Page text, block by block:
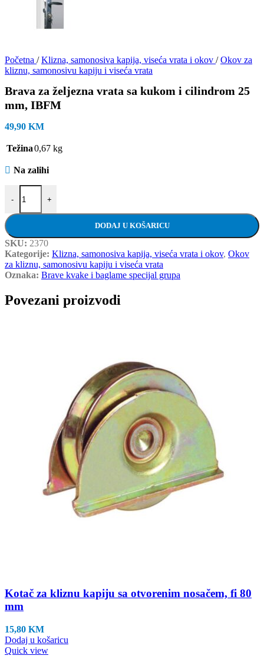
Početna / Klizna, samonosiva kapija, viseća vrata i okov / Okov za
kliznu, samonosivu kapiju i viseća vrata
Brava za željezna vrata sa kukom i cilindrom 25
mm, IBFM
49,90 KM
Težina0,67 kg
Na zalihi
-
Brava za željezna vrata sa kukom i cilindrom 25 mm, IBFM količina
+
DODAJ U KOŠARICU
SKU: 2370
Kategorije: Klizna, samonosiva kapija, viseća vrata i okov, Okov
za kliznu, samonosivu kapiju i viseća vrata
Oznaka: Brave kvake i baglame specijal grupa
Povezani proizvodi
Kotač za kliznu kapiju sa otvorenim nosačem, fi 80
mm
15,80 KM
Dodaj u košaricu
Quick view